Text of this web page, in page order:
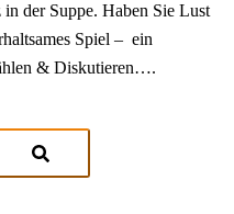
der Suppe. Haben Sie Lust
Spiel – ein
& Diskutieren….